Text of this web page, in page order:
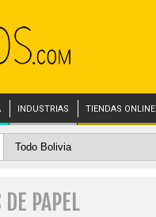
INDUSTRIAS TIENDAS ONLINE
DE PAPEL